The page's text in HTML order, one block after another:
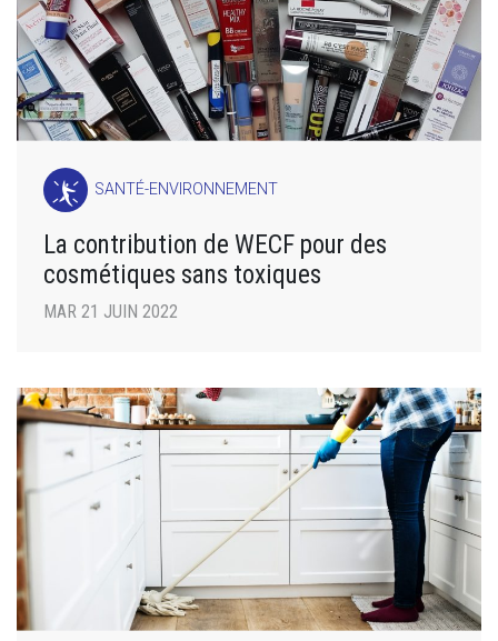
SANTÉ-ENVIRONNEMENT
La contribution de WECF pour des
cosmétiques sans toxiques
MAR 21 JUIN 2022